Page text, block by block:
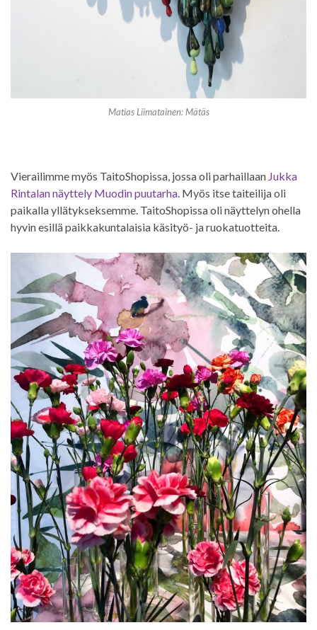
Matias Liimatainen: Mätäs
Vierailimme myös TaitoShopissa, jossa oli parhaillaan Jukka
Rintalan näyttely Muodin puutarha . Myös itse taiteilija oli
paikalla yllätykseksemme. TaitoShopissa oli näyttelyn ohella
hyvin esillä paikkakuntalaisia käsityö- ja ruokatuotteita.